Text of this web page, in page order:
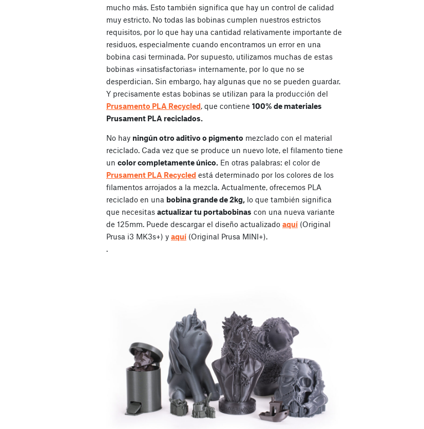
mucho más. Esto también significa que hay un control de calidad
muy estricto. No todas las bobinas cumplen nuestros estrictos
requisitos, por lo que hay una cantidad relativamente importante de
residuos, especialmente cuando encontramos un error en una
bobina casi terminada. Por supuesto, utilizamos muchas de estas
bobinas «insatisfactorias» internamente, por lo que no se
desperdician. Sin embargo, hay algunas que no se pueden guardar.
Y precisamente estas bobinas se utilizan para la producción del
Prusamento PLA Recycled, que contiene 100% de materiales
Prusament PLA reciclados.
No hay ningún otro aditivo o pigmento mezclado con el material
reciclado. Cada vez que se produce un nuevo lote, el filamento tiene
un color completamente único. En otras palabras: el color de
Prusament PLA Recycled está determinado por los colores de los
filamentos arrojados a la mezcla. Actualmente, ofrecemos PLA
reciclado en una bobina grande de 2kg, lo que también significa
que necesitas actualizar tu portabobinas con una nueva variante
de 125mm. Puede descargar el diseño actualizado aquí (Original
Prusa i3 MK3s+) y aquí (Original Prusa MINI+).
.